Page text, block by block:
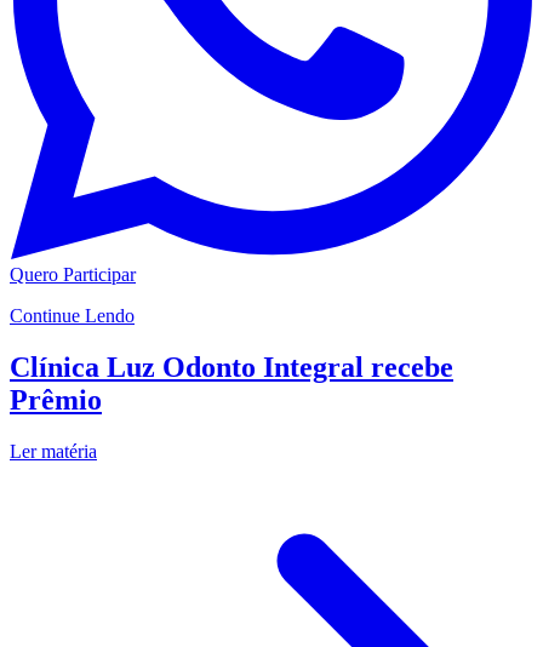
Quero Participar
Continue Lendo
Clínica Luz Odonto Integral recebe
Prêmio
Ler matéria